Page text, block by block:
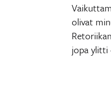
olivat
jopa ylitti